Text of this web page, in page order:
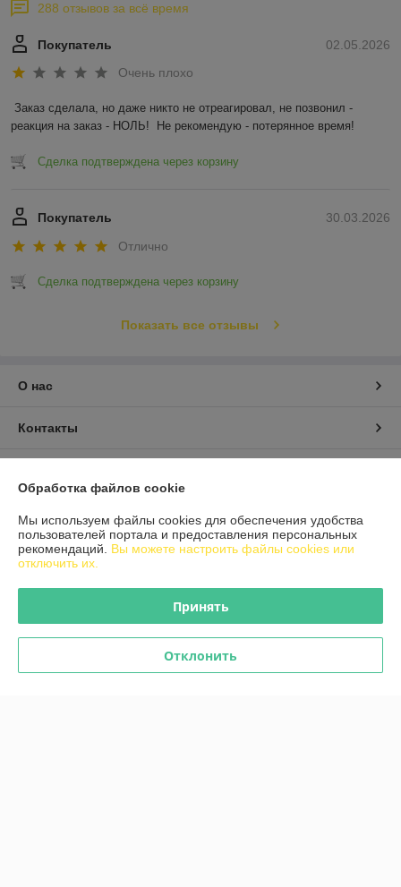
288 отзывов за всё время
02.05.2026
Покупатель
Очень плохо
Заказ сделала, но даже никто не отреагировал, не позвонил -
реакция на заказ - НОЛЬ!  Не рекомендую - потерянное время!
Сделка подтверждена через корзину
30.03.2026
Покупатель
Отлично
Сделка подтверждена через корзину
Показать все отзывы
О нас
Контакты
Полная версия сайта
Сайт создан на платформе Deal.by
Обработка файлов cookie
Мы используем файлы cookies для обеспечения удобства
пользователей портала и предоставления персональных
рекомендаций. Вы можете настроить файлы cookies или
отключить их.
Принять
Отклонить